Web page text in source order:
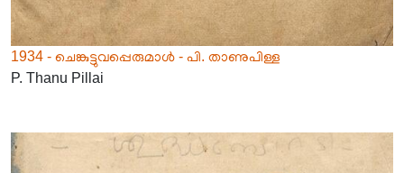
1934 - ചെങ്കുട്ടുവപ്പെരുമാൾ - പി. താണുപിള്ള
P. Thanu Pillai